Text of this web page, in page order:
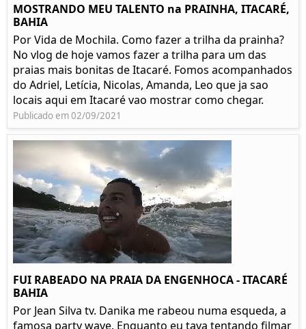
MOSTRANDO MEU TALENTO na PRAINHA, ITACARÉ,
BAHIA
Por Vida de Mochila. Como fazer a trilha da prainha?
No vlog de hoje vamos fazer a trilha para um das
praias mais bonitas de Itacaré. Fomos acompanhados
do Adriel, Letícia, Nicolas, Amanda, Leo que ja sao
locais aqui em Itacaré vao mostrar como chegar.
Publicado em 02/09/2021
FUI RABEADO NA PRAIA DA ENGENHOCA - ITACARÉ
BAHIA
Por Jean Silva tv. Danika me rabeou numa esqueda, a
famosa party wave. Enquanto eu tava tentando filmar